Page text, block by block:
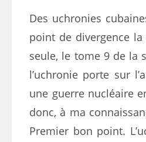
Des uchronies
point de divergence la
seule, le tome 9 de la
l’uchronie porte sur
une guerre nucléaire
donc, à ma
Premier bon point.